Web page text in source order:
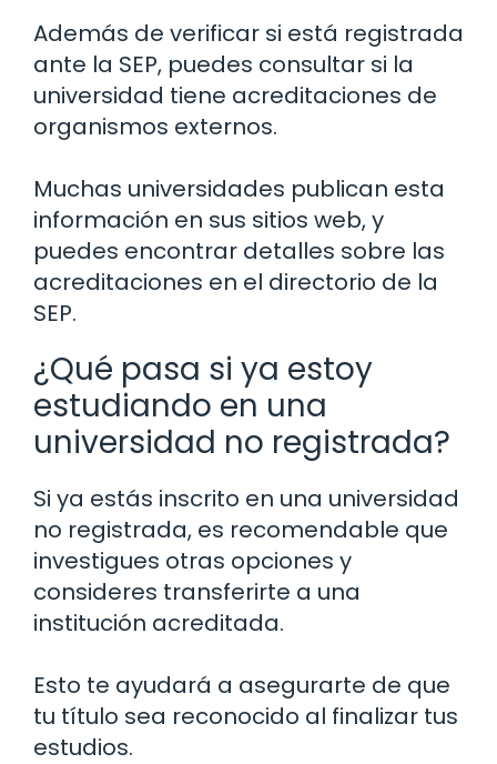
Además de verificar si está registrada
ante la SEP, puedes consultar si la
universidad tiene acreditaciones de
organismos externos.
Muchas universidades publican esta
información en sus sitios web, y
puedes encontrar detalles sobre las
acreditaciones en el directorio de la
SEP.
¿Qué pasa si ya estoy
estudiando en una
universidad no registrada?
Si ya estás inscrito en una universidad
no registrada, es recomendable que
investigues otras opciones y
consideres transferirte a una
institución acreditada.
Esto te ayudará a asegurarte de que
tu título sea reconocido al finalizar tus
estudios.